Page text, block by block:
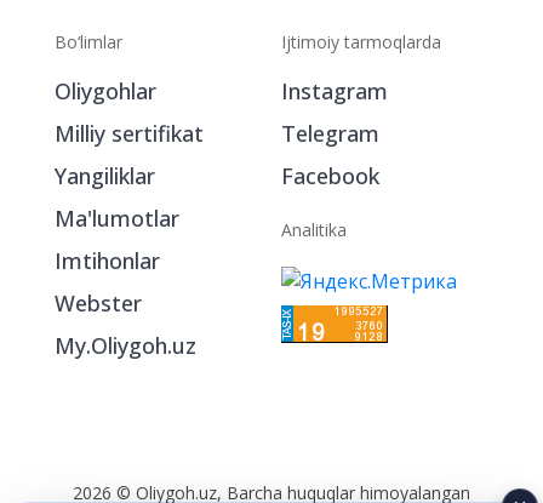
Bo‘limlar
Oliygohlar
Imtihonlar
Ijtimoiy tarmoqlarda
Telegram
Facebook
Analitika